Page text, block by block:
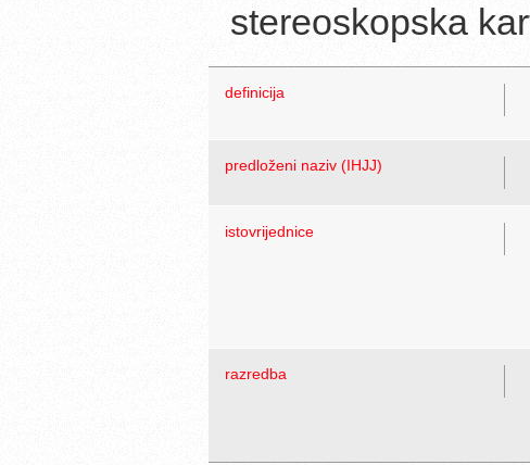
stereoskopska
definicija
predloženi naziv (IHJJ)
istovrijednice
razredba